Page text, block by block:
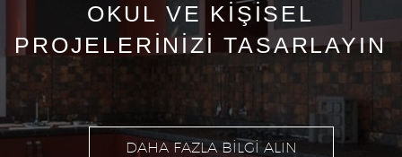
DAHA FAZLA BİLGİ ALIN
OKUL VE KİŞİSEL
PROJELERİNİZİ TASARLAYIN